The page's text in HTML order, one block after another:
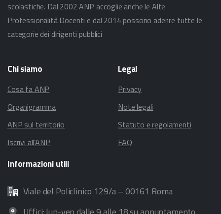
scolastiche. Dal 2002 ANP accoglie anche le Alte
Professionalità Docenti e dal 2014 possono aderire tutte le
categorie dei dirigenti pubblici
Chisiamo
Cosa fa ANP
Organigramma
ANP sul territorio
Iscrivi all’ANP
Legal
Privacy
Note legali
Statuto e regolamenti
FAQ
Informazioniutili
Viale del Policlinico 129/a – 00161 Roma